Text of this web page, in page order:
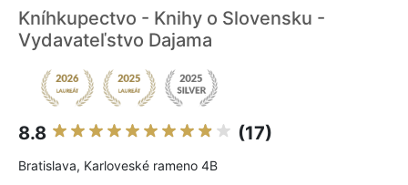
Kníhkupectvo - Knihy o Slovensku -
Vydavateľstvo Dajama
8.8 (17)
Bratislava, Karloveské rameno 4B